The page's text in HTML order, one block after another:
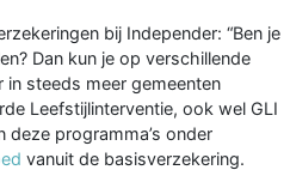
bij Independer: “Ben je
Dan kun je op verschillende
in steeds meer gemeenten
Leefstijlinterventie, ook wel GLI
programma’s onder
vanuit de basisverzekering.